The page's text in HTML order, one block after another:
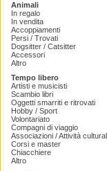
Animali
In regalo
In vendita
Accoppiamenti
Persi / Trovati
Dogsitter / Catsitter
Accessori
Altro
Tempo libero
Artisti e musicisti
Scambio libri
Oggetti smarriti e ritrovati
Hobby / Sport
Volontariato
Compagni di viaggio
Associazioni / Attività
Corsi e master
Chiacchiere
Altro